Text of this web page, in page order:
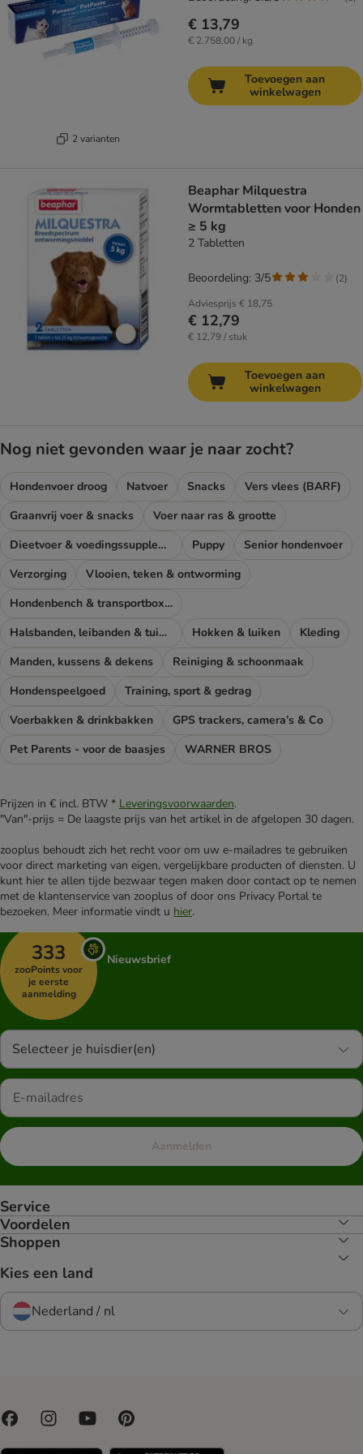
2 varianten
€ 13,79
€ 2.758,00 / kg
Toevoegen aan
winkelwagen
Beaphar Milquestra
Wormtabletten voor Honden
≥ 5 kg
2 Tabletten
Adviesprijs € 18,75
€ 12,79
€ 12,79 / stuk
Beoordeling: 3/5 (2)
Toevoegen aan
winkelwagen
Nog niet gevonden waar je naar zocht?
Hondenvoer droog Natvoer Snacks
Vers vlees (BARF)
Graanvrij voer & snacks
Voer naar ras & grootte
Dieetvoer & voedingssupplementen hond
Puppy
Senior hondenvoer
Verzorging
Vlooien, teken & ontworming
Hondenbench & transportboxen
Halsbanden, leibanden & tuigen
Hokken & luiken
Kleding
Manden, kussens & dekens
Reiniging & schoonmaak
Hondenspeelgoed
Training, sport & gedrag
Voerbakken & drinkbakken
GPS trackers, camera’s & Co
Pet Parents - voor de baasjes
WARNER BROS
Prijzen in € incl. BTW * Leveringsvoorwaarden.
"Van"-prijs = De laagste prijs van het artikel in de afgelopen 30 dagen.
zooplus behoudt zich het recht voor om uw e-mailadres te gebruiken
voor direct marketing van eigen, vergelijkbare producten of diensten. U
kunt hier te allen tijde bezwaar tegen maken door contact op te nemen
met de klantenservice van zooplus of door ons Privacy Portal te
bezoeken. Meer informatie vindt u hier.
333
zooPoints voor
je eerste
aanmelding
Nieuwsbrief
Selecteer je huisdier(en)
Aanmelden
Service
Voordelen
Shoppen
Kies een land
Nederland / nl